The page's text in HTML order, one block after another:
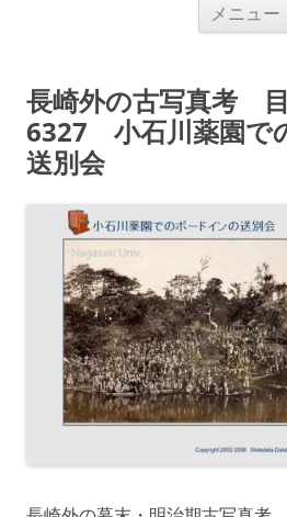
メニュー
長崎外の古写真考 目
6327 小石川薬園で
送別会